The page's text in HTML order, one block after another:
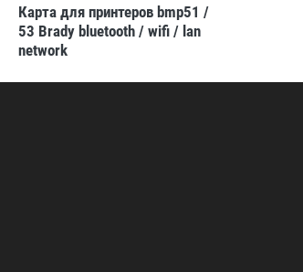
Карта для принтеров bmp51 /
53 Brady bluetooth / wifi / lan
network